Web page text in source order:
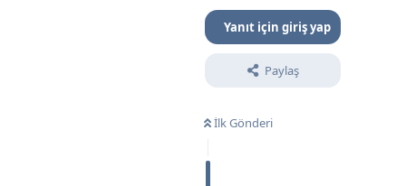
Yanıt için giriş yap
Paylaş
İlk Gönderi